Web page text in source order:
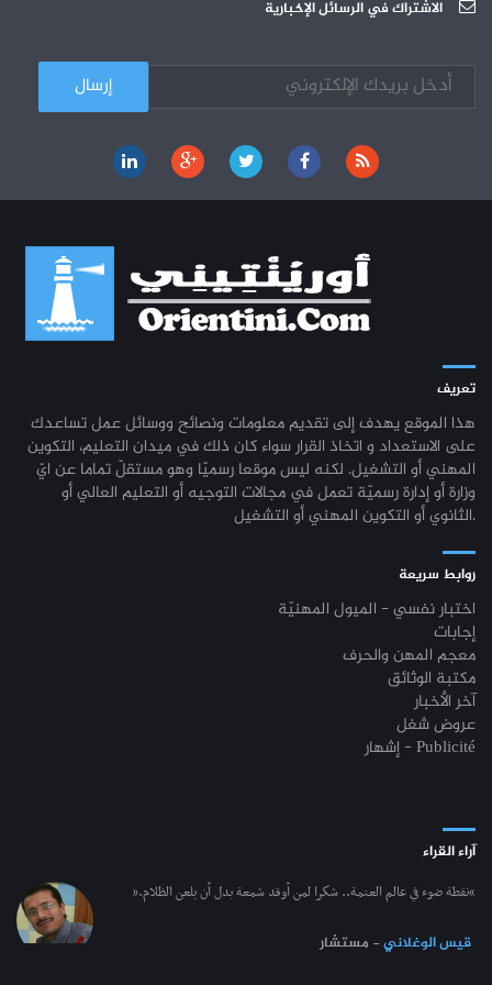
03-10 الجامعة العربية للعلوم : دورة تكوينية
الاشتراك في الرسائل الإخبارية
تعريف
هذا الموقع يهدف إلى تقديم معلومات ونصائح ووسائل عمل تساعدك
على الاستعداد و اتخاذ القرار سواء كان ذلك في ميدان التعليم، التكوين
المهني أو التشغيل. لكنه ليس موقعا رسميّا وهو مستقلّ تماما عن ايّ
وزارة أو إدارة رسميّة تعمل في مجالات التوجيه أو التعليم العالي أو
الثانوي أو التكوين المهني أو التشغيل.
روابط سريعة
اختبار نفسي - الميول المهنيّة
إجابات
معجم المهن والحرف
مكتبة الوثائق
آخر الأخبار
عروض شغل
إشهار - Publicité
آراء القراء
“نقطة ضوء في عالم العتمة.. شكرا لمن أوقد شمعة بدل أن يلعن الظلام.”
قيس الوغلاني- مستشار